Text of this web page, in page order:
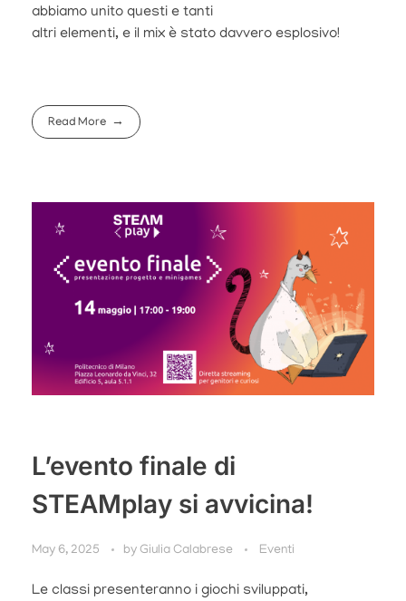
abbiamo unito questi e tanti
altri elementi, e il mix è stato davvero esplosivo!
Read More
L’evento finale di
STEAMplay si avvicina!
May 6, 2025 by Giulia Calabrese Eventi
Le classi presenteranno i giochi sviluppati,